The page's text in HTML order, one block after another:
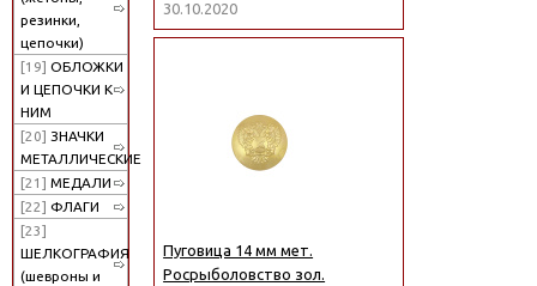
резинки,
цепочки)
[19] ОБЛОЖКИ
И ЦЕПОЧКИ К
НИМ
[20] ЗНАЧКИ
МЕТАЛЛИЧЕСКИЕ
[21] МЕДАЛИ
[22] ФЛАГИ
[23]
ШЕЛКОГРАФИЯ
(шевроны и
30.10.2020
Пуговица 14 мм мет.
Росрыболовство зол.